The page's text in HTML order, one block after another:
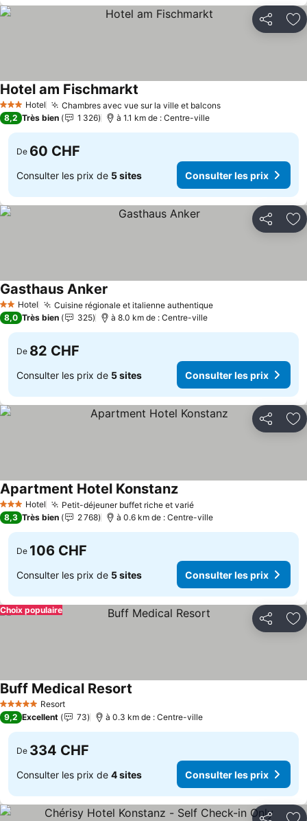
Partager
3 ÉtoilesHotel Chambres avec vue sur la ville et balconsConsulter les
Hotel am Fischmarkt
8,2 Très bien 1 326 à 1.1 km de : Centre-ville
De 60 CHF
Consulter les prix de 5 sites Consulter les prix
Partager
2 Étoiles
Hotel Cuisine régionale et italienne authentiqueConsulter les prix
Gasthaus Anker
8,0 Très bien 325 à 8.0 km de : Centre-ville
De 82 CHF
Consulter les prix de 5 sites Consulter les prix
Partager
3 ÉtoilesHotel Petit-déjeuner buffet riche et variéConsulter les prix
Apartment Hotel KonstanzConsulter les prix
8,3 Très bien 2 768 à 0.6 km de : Centre-ville
De 106 CHF
Consulter les prix de 5 sites Consulter les prix
Partager
Choix populaire
5 Étoiles Resort
Buff Medical Resort
9,2 Excellent 73 à 0.3 km de : Centre-ville
De 334 CHF
Consulter les prix de 4 sites Consulter les prix